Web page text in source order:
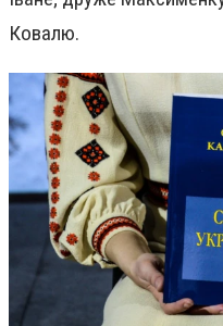
Ковалю.